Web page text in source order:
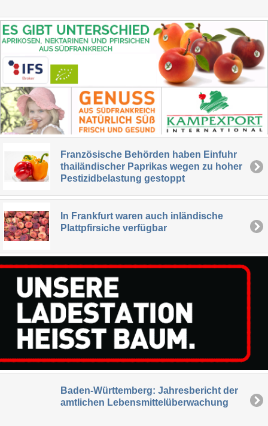
Französische Behörden haben Einfuhr
thailändischer Paprikas wegen zu hoher
Pestizidbelastung gestoppt
In Frankfurt waren auch inländische
Plattpfirsiche verfügbar
Baden-Württemberg: Jahresbericht der
amtlichen Lebensmittelüberwachung